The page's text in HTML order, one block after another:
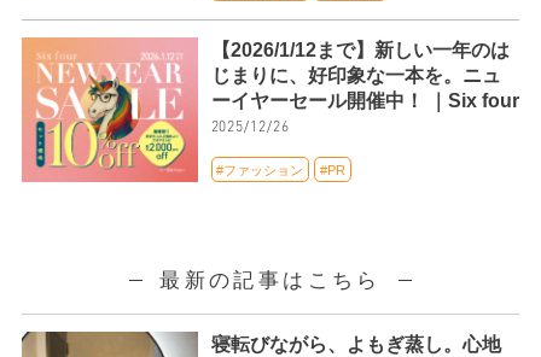
【2026/1/12まで】新しい一年のは
じまりに、好印象な一本を。ニュ
ーイヤーセール開催中！ ｜Six four
2025/12/26
#ファッション #PR
最新の記事はこちら
寝転びながら、よもぎ蒸し。心地